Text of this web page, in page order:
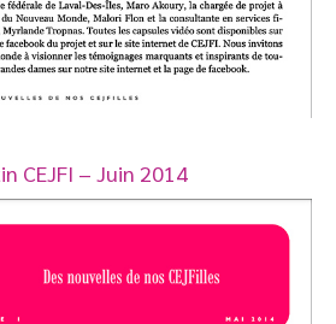
CEJFI – Juin 2014